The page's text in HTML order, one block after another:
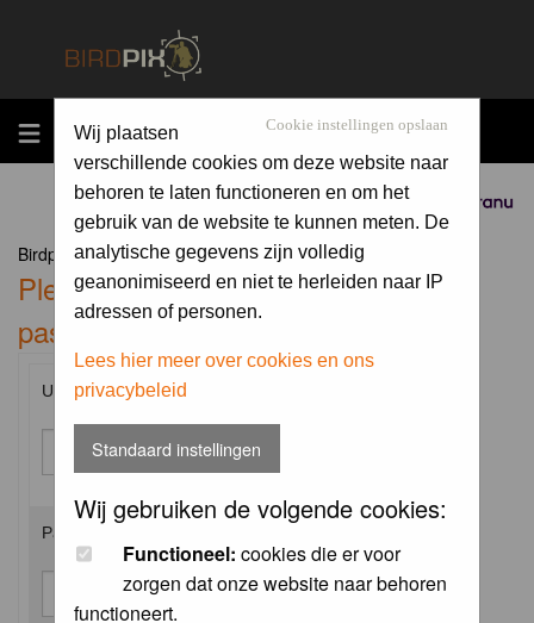
MENU
Sponsored by
Cookie instellingen opslaan
Wij plaatsen
verschillende cookies om deze website naar
behoren te laten functioneren en om het
gebruik van de website te kunnen meten. De
analytische gegevens zijn volledig
geanonimiseerd en niet te herleiden naar IP
adressen of personen.
Lees hier meer over cookies en ons
privacybeleid
Standaard instellingen
Wij gebruiken de volgende cookies:
Functioneel: cookies die er voor
zorgen dat onze website naar behoren
functioneert.
Birdpix.nl Forum Index
Please enter your username and
password to log in.
Username:
Password: